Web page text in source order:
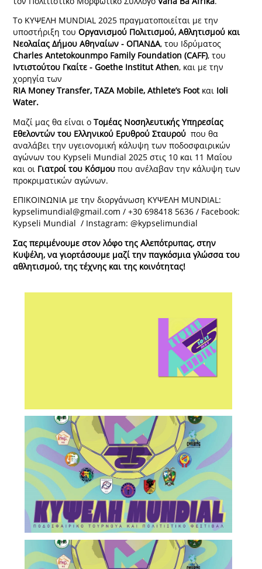
Το ΚΥΨΕΛΗ MUNDIAL 2025 πραγματοποιείται με την
υποστήριξη του Οργανισμού Πολιτισμού, Αθλητισμού και
Νεολαίας Δήμου Αθηναίων - ΟΠΑΝΔΑ, του Ιδρύματος
Charles Antetokounmpo Family Foundation (CAFF), του
Ιντιστούτου Γκαίτε - Goethe Institut Athen, και με την
χορηγία των
RIA Money Transfer, TAZA Mobile, Athlete’s Foot καιIoli
Water.
Μαζί μας θα είναι οΤομέας Νοσηλευτικής Υπηρεσίας
Εθελοντών του Ελληνικού Ερυθρού Σταυρούπου θα
αναλάβει την υγειονομική κάλυψη των ποδοσφαιρικών
αγώνων του Kypseli Mundial 2025 στις 10 και 11 Μαΐου
και οι Γιατροί του Κόσμουπου ανέλαβαν την κάλυψη των
προκριματικών αγώνων.
ΕΠΙΚΟΙΝΩΝΙΑ με την διοργάνωση ΚΥΨΕΛΗ MUNDIAL:
kypselimundial@gmail.com / +30 698418 5636 / Facebook:
Kypseli Mundial / Instagram: @kypselimundial
Σας περιμένουμε στον λόφο της Αλεπότρυπας, στην
Κυψέλη, να γιορτάσουμε μαζί την παγκόσμια γλώσσα του
αθλητισμού, της τέχνης και της κοινότητας!